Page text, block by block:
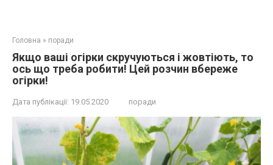
Головна » поради
Якщо ваші огірки скручуються і жовтіють, то
ось що треба робити! Цей розчин вбереже
огірки!
Дата публікації: 19.05.2020 поради